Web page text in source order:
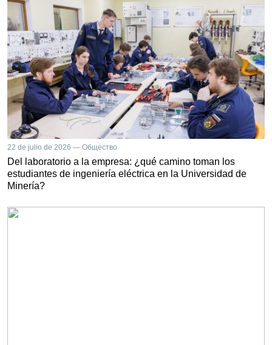
22 de julio de 2026 — Общество
Del laboratorio a la empresa: ¿qué camino toman los
estudiantes de ingeniería eléctrica en la Universidad de
Minería?